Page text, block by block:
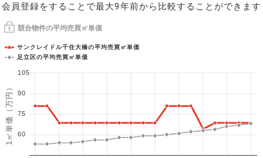
会員登録をすることで最大9年前から比較することができます
競合物件の平均売買㎡単価
1㎡単価（万円）
サンクレイドル千住大橋の平均売買㎡単価
足立区の平均売買㎡単価
60
75
90
105